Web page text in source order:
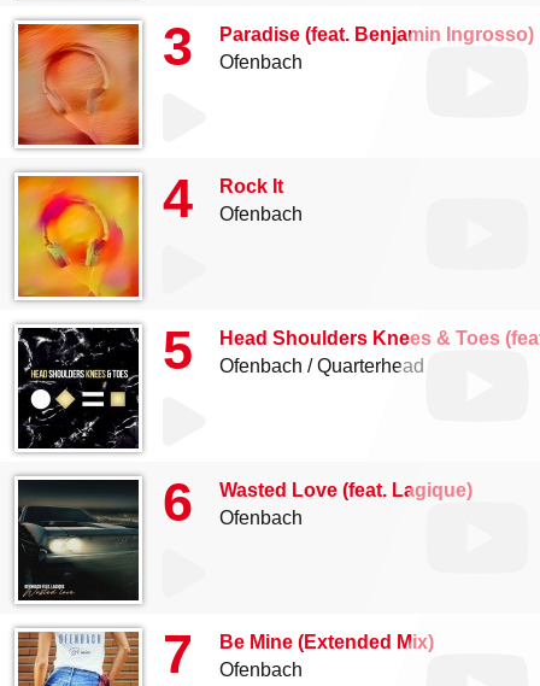
3
Paradise (feat. Benjamin Ingrosso)
Ofenbach
4
Rock It
Ofenbach
5
Head Shoulders Knees & Toes
Ofenbach
Quarterhead
6
Wasted Love (feat. Lagique)
Ofenbach
7
Be Mine (Extended Mix)
Ofenbach